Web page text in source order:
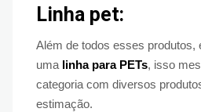
Linha pet:
Além de todos esses produtos,
uma linha para PETs, isso
categoria com diversos
estimação.